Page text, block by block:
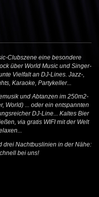
Clubszene eine besondere
über World Music und Singer-
Vielfalt an DJ-Lines. Jazz-,
Karaoke, Partykeller...
und Abtanzen im 250m2-
World) ... oder ein entspannten
DJ-Line... Kaltes Bier
via gratis WIFI mit der Welt
drei Nachtbuslinien in der Nähe:
bei uns!